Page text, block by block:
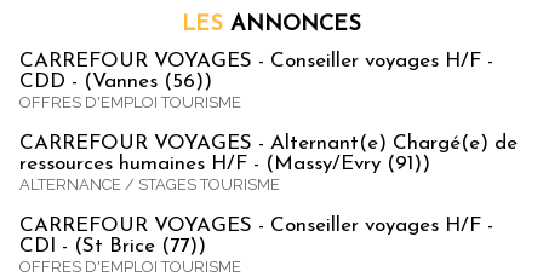
LES ANNONCES
CARREFOUR VOYAGES - Conseiller voyages H/F -
CDD - (Vannes (56))
OFFRES D'EMPLOI TOURISME
CARREFOUR VOYAGES - Alternant(e) Chargé(e) de
ressources humaines H/F - (Massy/Evry (91))
ALTERNANCE / STAGES TOURISME
CARREFOUR VOYAGES - Conseiller voyages H/F -
CDI - (St Brice (77))
OFFRES D'EMPLOI TOURISME